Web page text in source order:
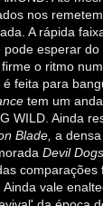
nos
A rápida
pode esperar
o ritmo
é feita para
tem um
WILD. Ainda
Blade, a
Devil Dogs
comparações
vale